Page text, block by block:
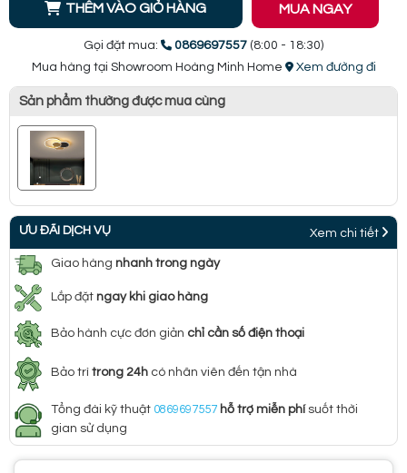
THÊM VÀO GIỎ HÀNG MUA NGAY
Gọi đặt mua: 0869697557 (8:00 - 18:30)
Mua hàng tại Showroom Hoàng Minh Home
Xem đường đi
Sản phẩm thường được mua cùng
ƯU ĐÃI DỊCH VỤ Xem chi tiết
Giao hàng nhanh trong ngày
Lắp đặt ngay khi giao hàng
Bảo hành cực đơn giản chỉ cần số điện thoại
Bảo trì trong 24h có nhân viên đến tận nhà
Tổng đài kỹ thuật 0869697557 hỗ trợ miễn phísuốt thời
gian sử dụng